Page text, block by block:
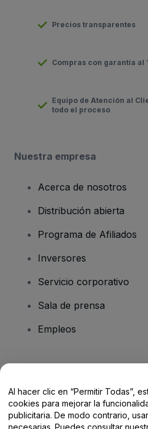
Precios transparentes
Compras con garantía al
Equipo de Atención al
todo el proceso
Nuestra empresa
Acerca de nosotros
Distribución abierta
Programa de Afiliados
Inversores
Servicio corporativo
Sala de prensa
Empleos
Centro de Ayuda /
Al hacer clic en “Permitir Todas”,
cookies para mejorar la
publicitaria. De modo contrario,
necesarias. Puedes consultar